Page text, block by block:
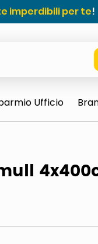
imperdibili per te!
Ufficio